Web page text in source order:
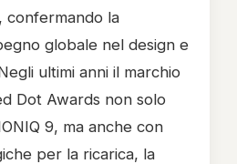
confermando la
globale nel design e
ultimi anni il marchio
Dot Awards non solo
9, ma anche con
per la ricarica, la